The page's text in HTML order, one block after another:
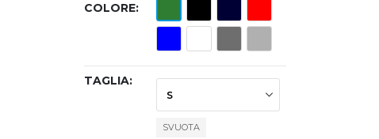
COLORE
TAGLIA
SVUOTA